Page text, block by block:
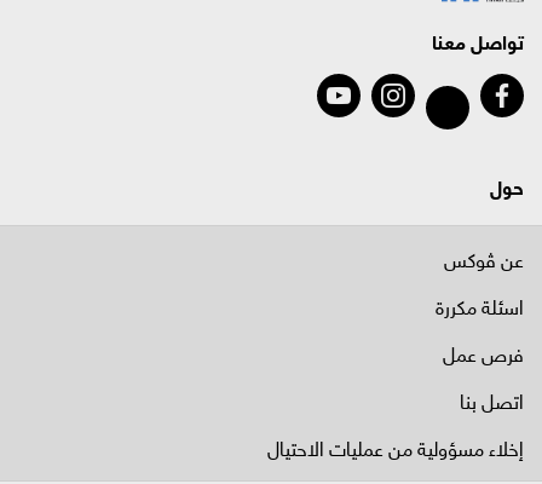
تواصل معنا
حول
عن ڤوكس
اسئلة مكررة
فرص عمل
اتصل بنا
إخلاء مسؤولية من عمليات الاحتيال